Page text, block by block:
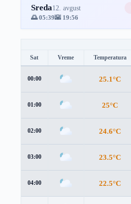
Sreda12. avgust
🌅 05:39🌇 19:56
Sat Vreme Temperatura
00:00 25.1°C
01:00 25°C
02:00 24.6°C
03:00 23.5°C
04:00 22.5°C